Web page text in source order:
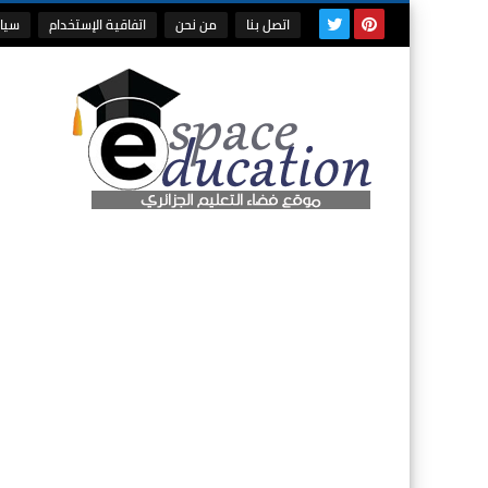
اتصل بنا من نحن اتفاقية الإستخدام